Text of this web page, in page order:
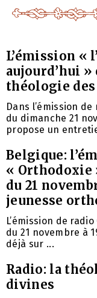
L’émission «
aujourd’hui »
théologie
Dans l’émission
du dimanche 21
propose un
Belgique:
« Orthodoxie
du 21
jeunesse
L’émission de
du 21 novembre à
déjà sur ...
Radio: la
divines